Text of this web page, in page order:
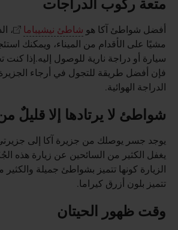
متعة ركوب الدراجات
أفضل شواطئ آكا هو شاطئ نيشيباما
مشيًا على الأقدام من الميناء، ويمكنك
سيارة أو دراجة نارية للوصول إليه.إذا
فإن أفضل طريقة للتجول في أرجاء
الدراجة الهوائية.
شواطئ لا يرتادها إلا قليلٌ
يوجد جسر يوصلك من جزيرة آكا إلى
يغفل الكثير من السائحين عن زيارة هذه
الزيارة كونها تتميز بشواطئ جميلة
تتميز بلون أزرق كيراما.
وقت ظهور الحيتان